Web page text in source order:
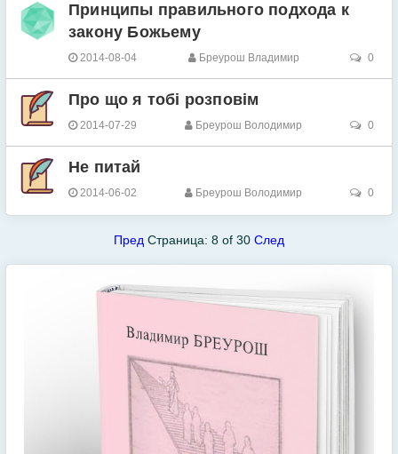
Принципы правильного подхода к
закону Божьему
2014-08-04 Бреурош Владимир 0
Про що я тобі розповім
2014-07-29 Бреурош Володимир 0
Не питай
2014-06-02 Бреурош Володимир 0
Пред Страница: 8 of 30 След